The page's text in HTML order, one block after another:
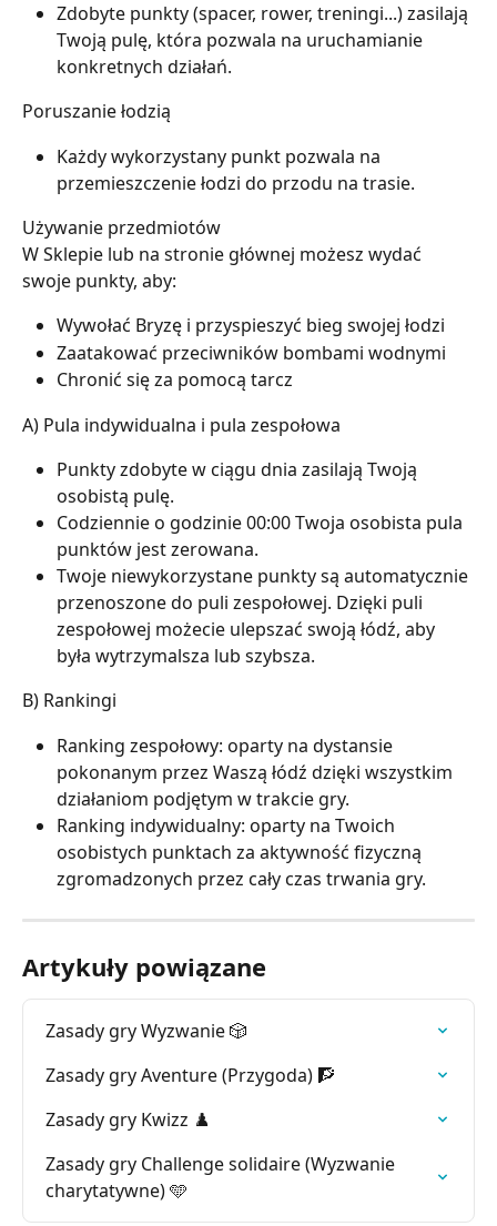
Zdobyte punkty (spacer, rower, treningi...) zasilają
Twoją pulę, która pozwala na uruchamianie
konkretnych działań.
Poruszanie łodzią
Każdy wykorzystany punkt pozwala na
przemieszczenie łodzi do przodu na trasie.
Używanie przedmiotów
W Sklepie lub na stronie głównej możesz wydać
swoje punkty, aby:
Wywołać Bryzę i przyspieszyć bieg swojej łodzi
Zaatakować przeciwników bombami wodnymi
Chronić się za pomocą tarcz
A) Pula indywidualna i pula zespołowa
Punkty zdobyte w ciągu dnia zasilają Twoją
osobistą pulę.
Codziennie o godzinie 00:00 Twoja osobista pula
punktów jest zerowana.
Twoje niewykorzystane punkty są automatycznie
przenoszone do puli zespołowej. Dzięki puli
zespołowej możecie ulepszać swoją łódź, aby
była wytrzymalsza lub szybsza.
B) Rankingi
Ranking zespołowy: oparty na dystansie
pokonanym przez Waszą łódź dzięki wszystkim
działaniom podjętym w trakcie gry.
Ranking indywidualny: oparty na Twoich
osobistych punktach za aktywność fizyczną
zgromadzonych przez cały czas trwania gry.
Artykuły powiązane
Zasady gry Wyzwanie 🎲
Zasady gry Aventure (Przygoda) 🧗
Zasady gry Kwizz ♟️
Zasady gry Challenge solidaire (Wyzwanie
charytatywne) 🩵